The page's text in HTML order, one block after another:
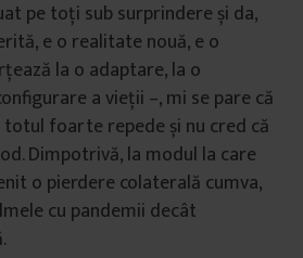
pe toți sub surprindere și da,
e o realitate nouă, e o
la o adaptare, la o
a vieții –, mi se pare că
foarte repede și nu cred că
Dimpotrivă, la modul la care
o pierdere colaterală cumva,
cu pandemii decât